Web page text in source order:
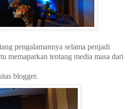
pengalamannya selama penjadi
memaparkan tentang media masa dari
blogger.